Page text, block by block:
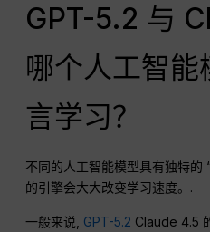
GPT-5.2 与
哪个人工智
言学习？
不同的人工智能模型具有独特的
的引擎会大大改变学习速度。.
一般来说, GPT-5.2 Claude 4.5